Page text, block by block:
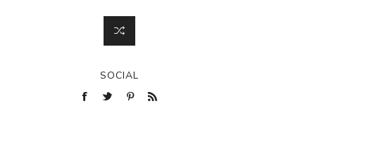
SOCIAL